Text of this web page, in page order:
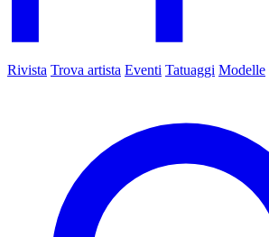
Rivista Trova artista Eventi Tatuaggi Modelle